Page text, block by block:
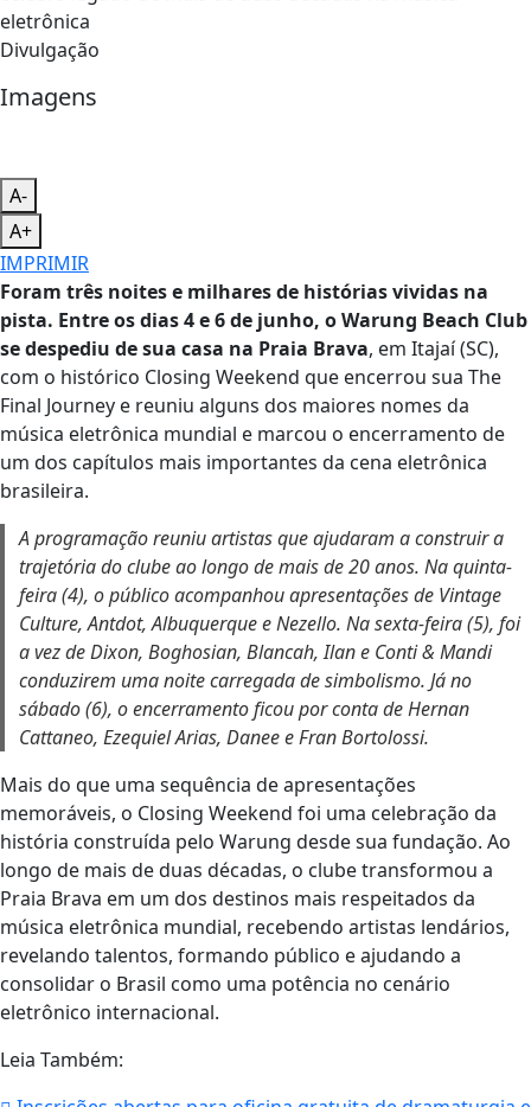
Divulgação
Imagens
A-
A+
IMPRIMIR
Foram três noites e milhares de histórias vividas na
pista. Entre os dias 4 e 6 de junho, o Warung Beach Club
se despediu de sua casa na Praia Brava, em Itajaí (SC),
com o histórico Closing Weekend que encerrou sua The
Final Journey e reuniu alguns dos maiores nomes da
música eletrônica mundial e marcou o encerramento de
um dos capítulos mais importantes da cena eletrônica
brasileira.
A programação reuniu artistas que ajudaram a construir a
trajetória do clube ao longo de mais de 20 anos. Na quinta-
feira (4), o público acompanhou apresentações de Vintage
Culture, Antdot, Albuquerque e Nezello. Na sexta-feira (5), foi
a vez de Dixon, Boghosian, Blancah, Ilan e Conti & Mandi
conduzirem uma noite carregada de simbolismo. Já no
sábado (6), o encerramento ficou por conta de Hernan
Cattaneo, Ezequiel Arias, Danee e Fran Bortolossi.
Mais do que uma sequência de apresentações
memoráveis, o Closing Weekend foi uma celebração da
história construída pelo Warung desde sua fundação. Ao
longo de mais de duas décadas, o clube transformou a
Praia Brava em um dos destinos mais respeitados da
música eletrônica mundial, recebendo artistas lendários,
revelando talentos, formando público e ajudando a
consolidar o Brasil como uma potência no cenário
eletrônico internacional.
Leia Também: